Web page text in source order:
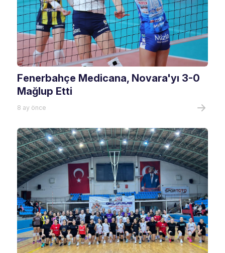
Fenerbahçe Medicana, Novara'yı 3-0
Mağlup Etti
8 ay önce